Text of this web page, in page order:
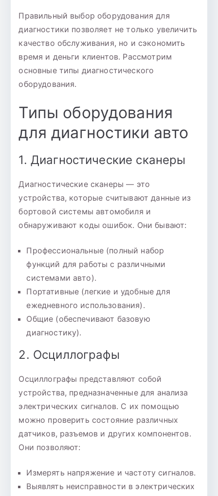
Правильный выбор оборудования для
диагностики позволяет не только увеличить
качество обслуживания, но и сэкономить
время и деньги клиентов. Рассмотрим
основные типы диагностического
оборудования.
Типы оборудования
для диагностики авто
1. Диагностические сканеры
Диагностические сканеры — это
устройства, которые считывают данные из
бортовой системы автомобиля и
обнаруживают коды ошибок. Они бывают:
Профессиональные (полный набор
функций для работы с различными
системами авто).
Портативные (легкие и удобные для
ежедневного использования).
Общие (обеспечивают базовую
диагностику).
2. Осциллографы
Осциллографы представляют собой
устройства, предназначенные для анализа
электрических сигналов. С их помощью
можно проверить состояние различных
датчиков, разъемов и других компонентов.
Они позволяют:
Измерять напряжение и частоту сигналов.
Выявлять неисправности в электрических